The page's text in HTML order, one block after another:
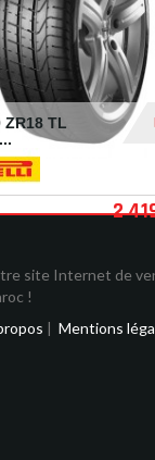
ZR18 TL
2
site Internet de
!
| Mentions